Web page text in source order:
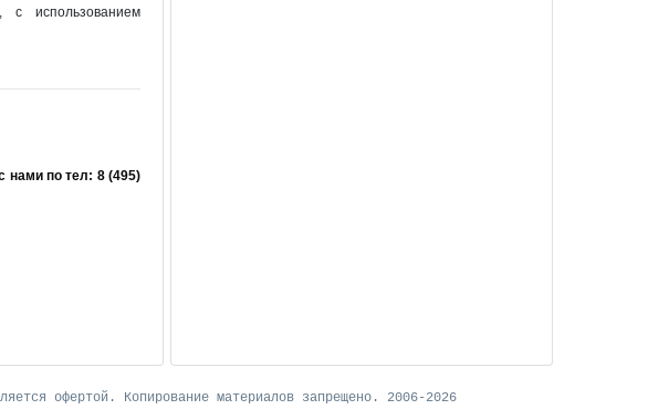
с использованием
нами по тел: 8 (495)
офертой. Копирование материалов запрещено. 2006-2026